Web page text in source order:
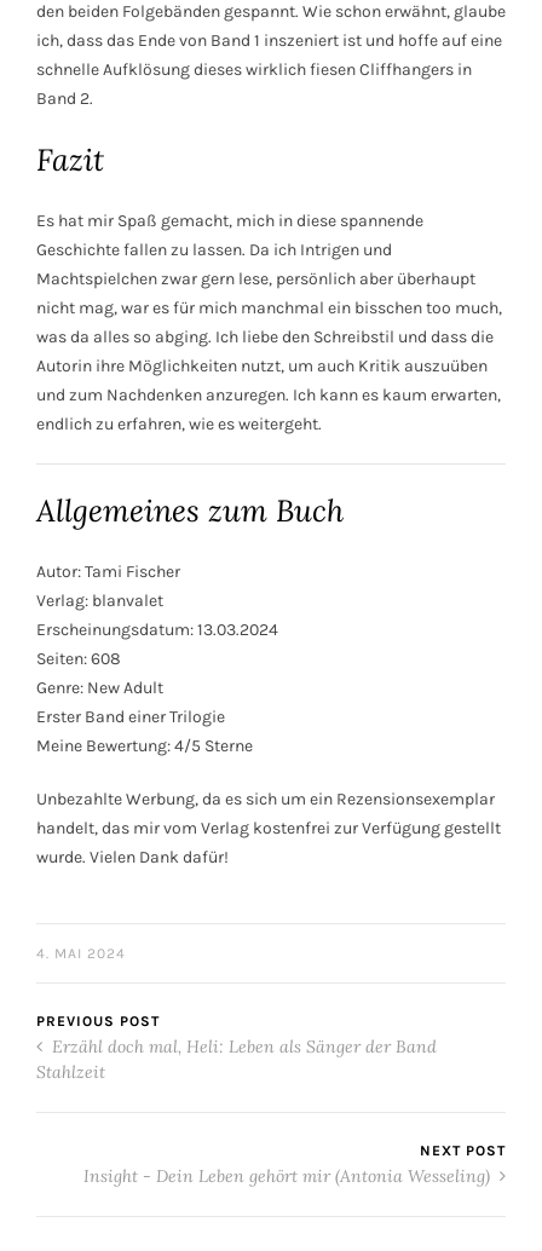
den beiden Folgebänden gespannt. Wie schon erwähnt, glaube
ich, dass das Ende von Band 1 inszeniert ist und hoffe auf eine
schnelle Aufklösung dieses wirklich fiesen Cliffhangers in
Band 2.
Fazit
Es hat mir Spaß gemacht, mich in diese spannende
Geschichte fallen zu lassen. Da ich Intrigen und
Machtspielchen zwar gern lese, persönlich aber überhaupt
nicht mag, war es für mich manchmal ein bisschen too much,
was da alles so abging. Ich liebe den Schreibstil und dass die
Autorin ihre Möglichkeiten nutzt, um auch Kritik auszuüben
und zum Nachdenken anzuregen. Ich kann es kaum erwarten,
endlich zu erfahren, wie es weitergeht.
Allgemeines zum Buch
Autor: Tami Fischer
Verlag: blanvalet
Erscheinungsdatum: 13.03.2024
Seiten: 608
Genre: New Adult
Erster Band einer Trilogie
Meine Bewertung: 4/5 Sterne
Unbezahlte Werbung, da es sich um ein Rezensionsexemplar
handelt, das mir vom Verlag kostenfrei zur Verfügung gestellt
wurde. Vielen Dank dafür!
4. MAI 2024
PREVIOUS POST
Erzähl doch mal, Heli: Leben als Sänger der Band
Stahlzeit
NEXT POST
Insight - Dein Leben gehört mir (Antonia Wesseling)